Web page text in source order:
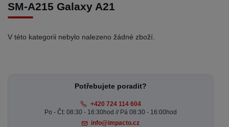
SM-A215 Galaxy A21
V této kategorii nebylo nalezeno žádné zboží.
Potřebujete poradit?
+420 724 114 604
Po - Čt: 08:30 - 16:30hod // Pá 08:30 - 16:00hod
info@impacto.cz